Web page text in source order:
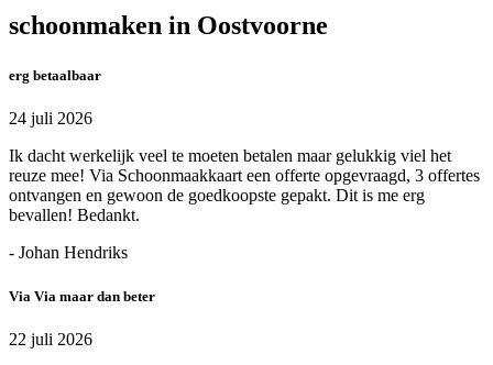
schoonmaken in Oostvoorne
erg betaalbaar
24 juli 2026
Ik dacht werkelijk veel te moeten betalen maar gelukkig viel het
reuze mee! Via Schoonmaakkaart een offerte opgevraagd, 3 offertes
ontvangen en gewoon de goedkoopste gepakt. Dit is me erg
bevallen! Bedankt.
- Johan Hendriks
Via Via maar dan beter
22 juli 2026